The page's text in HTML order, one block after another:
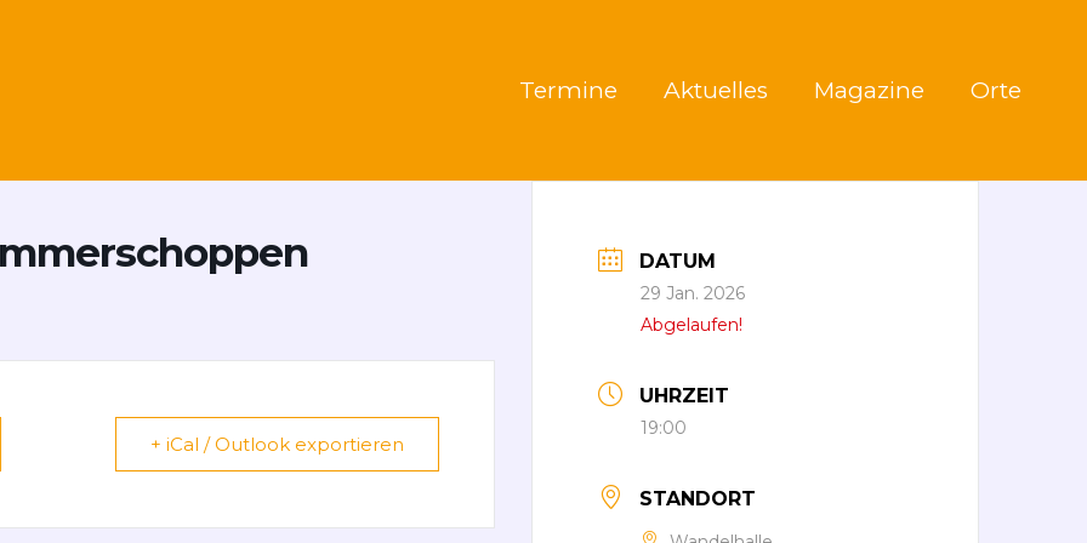
Termine Aktuelles Magazine Orte
+ iCal / Outlook exportieren
DATUM
29 Jan. 2026
Abgelaufen!
UHRZEIT
19:00
STANDORT